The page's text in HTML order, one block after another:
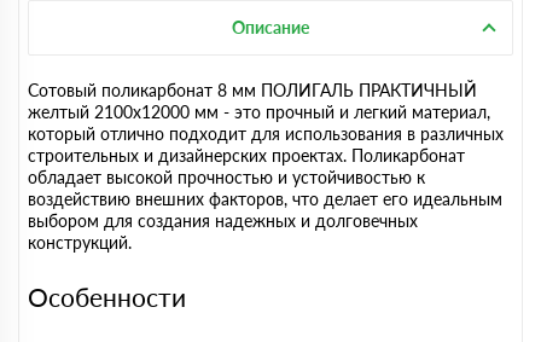
Описание
Сотовый поликарбонат 8 мм ПОЛИГАЛЬ ПРАКТИЧНЫЙ
желтый 2100х12000 мм - это прочный и легкий материал,
который отлично подходит для использования в различных
строительных и дизайнерских проектах. Поликарбонат
обладает высокой прочностью и устойчивостью к
воздействию внешних факторов, что делает его идеальным
выбором для создания надежных и долговечных
конструкций.
Особенности